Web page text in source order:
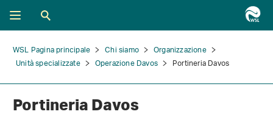
WSL Pagina principale Chi siamo
Organizzazione
Unità specializzate
Operazione Davos Portineria Davos
Portineria Davos